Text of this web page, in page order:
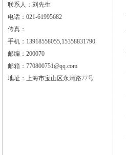
联系人：刘先生
电话：021-61995682
传真：
手机：13918558055,15358831790
邮编：200070
邮箱：770800751@qq.com
地址：上海市宝山区永清路77号